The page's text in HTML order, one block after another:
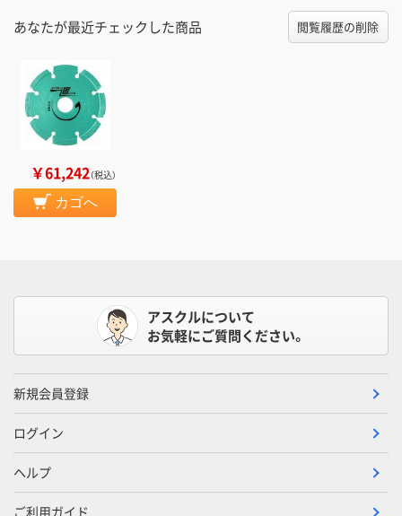
あなたが最近チェックした商品 閲覧履歴の削除
￥61,242（税込）
カゴへ
アスクルについて
お気軽にご質問ください。
新規会員登録
ログイン
ヘルプ
ご利用ガイド